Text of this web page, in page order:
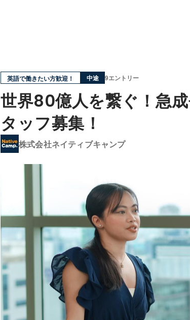
英語で働きたい方歓迎！ 中途 9エントリー
世界80億人を繋ぐ！急
タッフ募集！
株式会社ネイティブキャンプ